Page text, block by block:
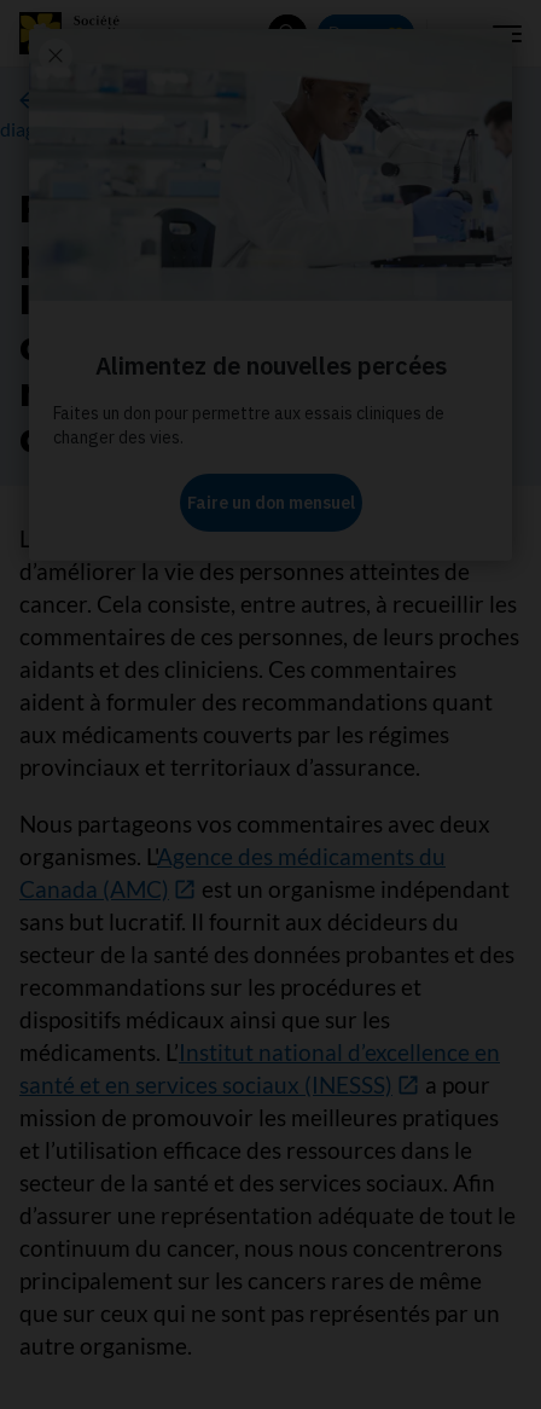
Donnez
Accès aux médicaments contre le cancer et aux
diagnostics du cancer
Rétroaction des
personnes touchées par
le cancer et des
cliniciens sur les
médicaments
anticancéreux
La Société canadienne du cancer a à cœur
d’améliorer la vie des personnes atteintes de
cancer. Cela consiste, entre autres, à recueillir les
commentaires de ces personnes, de leurs proches
aidants et des cliniciens. Ces commentaires
aident à formuler des recommandations quant
aux médicaments couverts par les régimes
provinciaux et territoriaux d’assurance.
Nous partageons vos commentaires avec deux
organismes. L' Agence des médicaments du
Canada (AMC)
est un organisme indépendant
sans but lucratif. Il fournit aux décideurs du
secteur de la santé des données probantes et des
recommandations sur les procédures et
dispositifs médicaux ainsi que sur les
médicaments. L’Institut national d’excellence en
santé et en services sociaux (INESSS)
a pour
mission de promouvoir les meilleures pratiques
et l’utilisation efficace des ressources dans le
secteur de la santé et des services sociaux. Afin
d’assurer une représentation adéquate de tout le
continuum du cancer, nous nous concentrerons
principalement sur les cancers rares de même
que sur ceux qui ne sont pas représentés par un
autre organisme.